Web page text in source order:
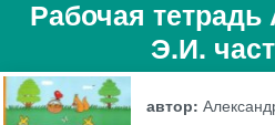
Рабочая
Э.И.
автор: